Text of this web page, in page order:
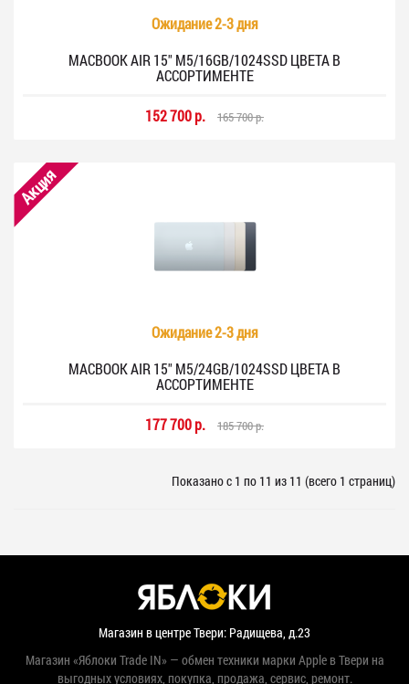
Ожидание 2-3 дня
MACBOOK AIR 15" M5/16GB/1024SSD ЦВЕТА В
АССОРТИМЕНТЕ
152 700 р. 165 700 р.
Акция
Ожидание 2-3 дня
MACBOOK AIR 15" M5/24GB/1024SSD ЦВЕТА В
АССОРТИМЕНТЕ
177 700 р. 185 700 р.
Показано с 1 по 11 из 11 (всего 1 страниц)
Магазин в центре Твери: Радищева, д.23
Магазин «Яблоки Trade IN» — обмен техники марки Apple в Твери на
выгодных условиях, покупка, продажа, сервис, ремонт.